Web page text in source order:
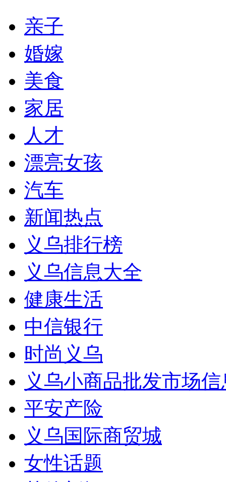
亲子
婚嫁
美食
家居
人才
漂亮女孩
汽车
新闻热点
义乌排行榜
义乌信息大全
健康生活
中信银行
时尚义乌
义乌小商品批发市场
平安产险
义乌国际商贸城
女性话题